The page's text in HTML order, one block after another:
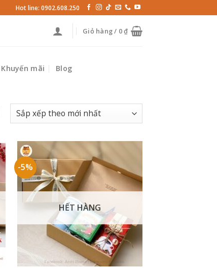
Hot line: 0902.608.250
Giỏ hàng / 0₫
Khuyến mãi Blog
-5%
HẾT HÀNG